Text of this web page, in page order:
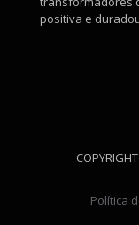
positiva e
Política